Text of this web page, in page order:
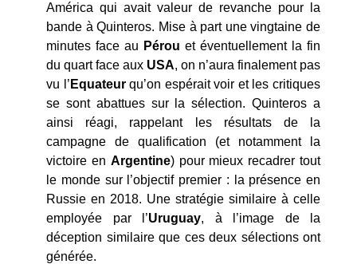
América qui avait valeur de revanche pour la
bande à Quinteros. Mise à part une vingtaine de
minutes face au Pérou et éventuellement la fin
du quart face aux USA, on n’aura finalement pas
vu l’ Equateurqu’on espérait voir et les critiques
se sont abattues sur la sélection. Quinteros a
ainsi réagi, rappelant les résultats de la
campagne de qualification (et notamment la
victoire en Argentine) pour mieux recadrer tout
le monde sur l’objectif premier : la présence en
Russie en 2018. Une stratégie similaire à celle
employée par l’Uruguay, à l’image de la
déception similaire que ces deux sélections ont
générée.